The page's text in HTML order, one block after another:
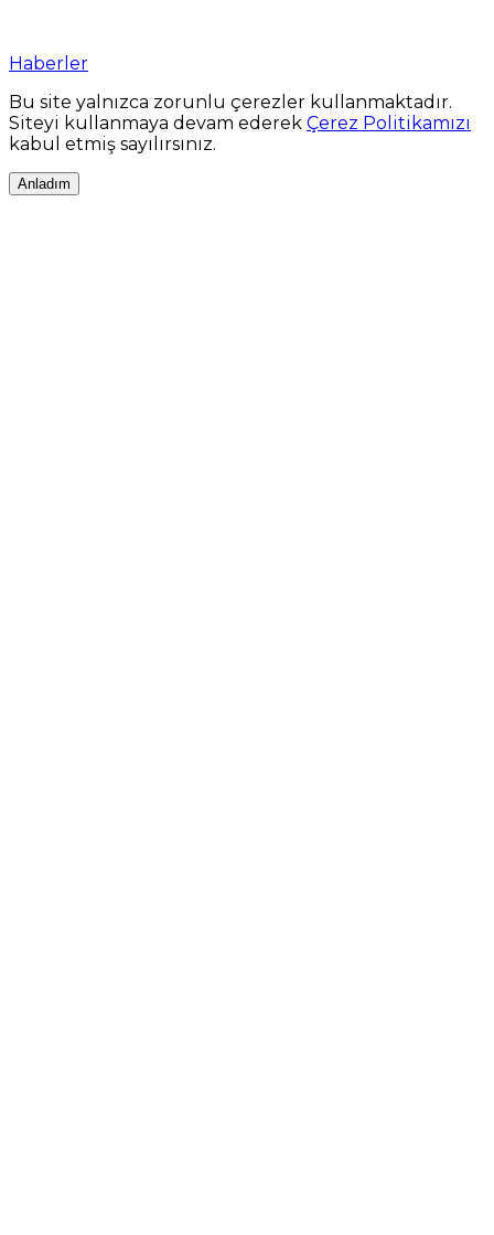
Haberler
Bu site yalnızca zorunlu çerezler kullanmaktadır.
Siteyi kullanmaya devam ederek Çerez Politikamızı
kabul etmiş sayılırsınız.
Anladım